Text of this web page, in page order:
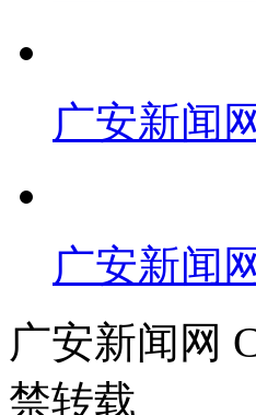
广安新闻
广安新闻
广安新闻网
禁转载